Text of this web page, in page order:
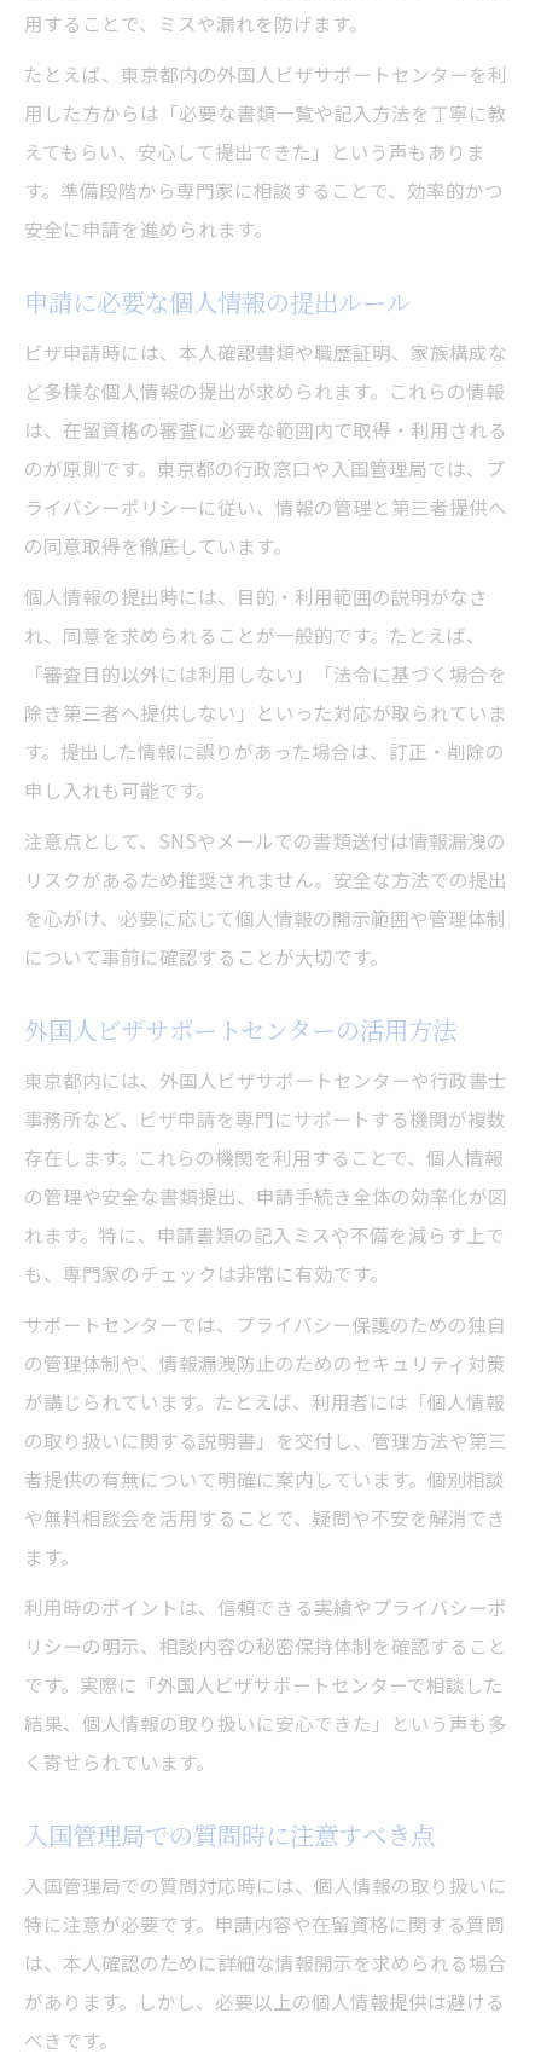
用することで、ミスや漏れを防げます。
たとえば、東京都内の外国人ビザサポートセンターを利
用した方からは「必要な書類一覧や記入方法を丁寧に教
えてもらい、安心して提出できた」という声もありま
す。準備段階から専門家に相談することで、効率的かつ
安全に申請を進められます。
申請に必要な個人情報の提出ルール
ビザ申請時には、本人確認書類や職歴証明、家族構成な
ど多様な個人情報の提出が求められます。これらの情報
は、在留資格の審査に必要な範囲内で取得・利用される
のが原則です。東京都の行政窓口や入国管理局では、プ
ライバシーポリシーに従い、情報の管理と第三者提供へ
の同意取得を徹底しています。
個人情報の提出時には、目的・利用範囲の説明がなさ
れ、同意を求められることが一般的です。たとえば、
「審査目的以外には利用しない」「法令に基づく場合を
除き第三者へ提供しない」といった対応が取られていま
す。提出した情報に誤りがあった場合は、訂正・削除の
申し入れも可能です。
注意点として、SNSやメールでの書類送付は情報漏洩の
リスクがあるため推奨されません。安全な方法での提出
を心がけ、必要に応じて個人情報の開示範囲や管理体制
について事前に確認することが大切です。
外国人ビザサポートセンターの活用方法
東京都内には、外国人ビザサポートセンターや行政書士
事務所など、ビザ申請を専門にサポートする機関が複数
存在します。これらの機関を利用することで、個人情報
の管理や安全な書類提出、申請手続き全体の効率化が図
れます。特に、申請書類の記入ミスや不備を減らす上で
も、専門家のチェックは非常に有効です。
サポートセンターでは、プライバシー保護のための独自
の管理体制や、情報漏洩防止のためのセキュリティ対策
が講じられています。たとえば、利用者には「個人情報
の取り扱いに関する説明書」を交付し、管理方法や第三
者提供の有無について明確に案内しています。個別相談
や無料相談会を活用することで、疑問や不安を解消でき
ます。
利用時のポイントは、信頼できる実績やプライバシーポ
リシーの明示、相談内容の秘密保持体制を確認すること
です。実際に「外国人ビザサポートセンターで相談した
結果、個人情報の取り扱いに安心できた」という声も多
く寄せられています。
入国管理局での質問時に注意すべき点
入国管理局での質問対応時には、個人情報の取り扱いに
特に注意が必要です。申請内容や在留資格に関する質問
は、本人確認のために詳細な情報開示を求められる場合
があります。しかし、必要以上の個人情報提供は避ける
べきです。